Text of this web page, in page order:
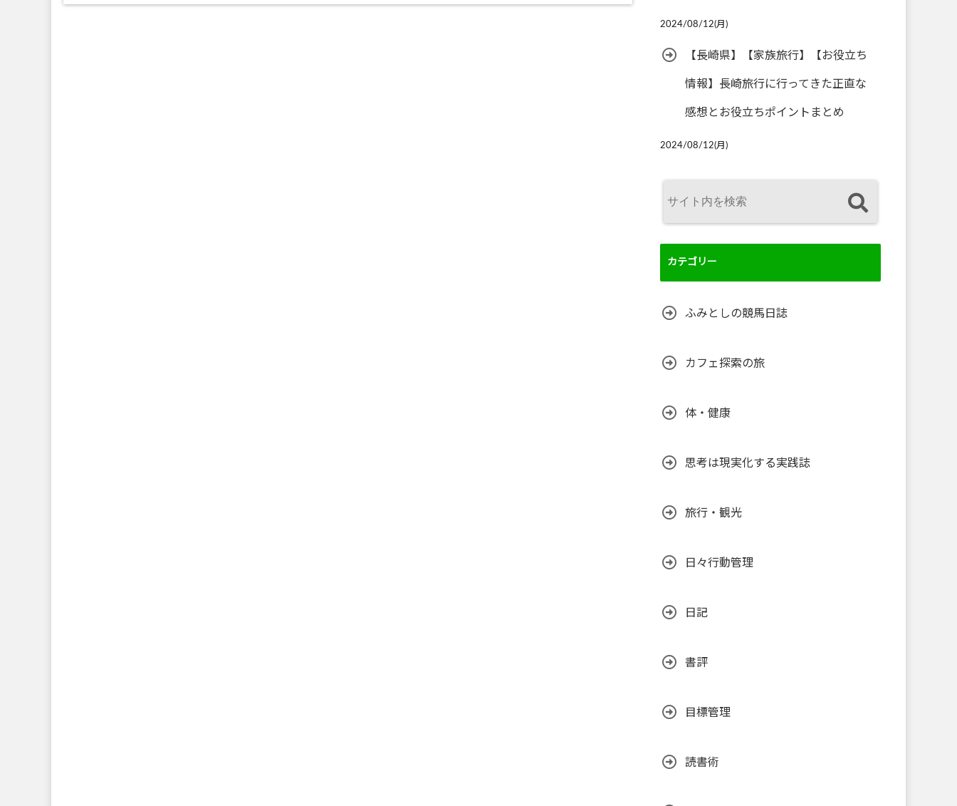
2024/08/12(月)
【長崎県】【家族旅行】【お役立ち
情報】長崎旅行に行ってきた正直な
感想とお役立ちポイントまとめ
2024/08/12(月)
カテゴリー
ふみとしの競馬日誌
カフェ探索の旅
体・健康
思考は現実化する実践誌
旅行・観光
日々行動管理
日記
書評
目標管理
読書術